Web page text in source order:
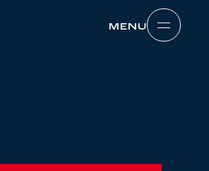
MENU